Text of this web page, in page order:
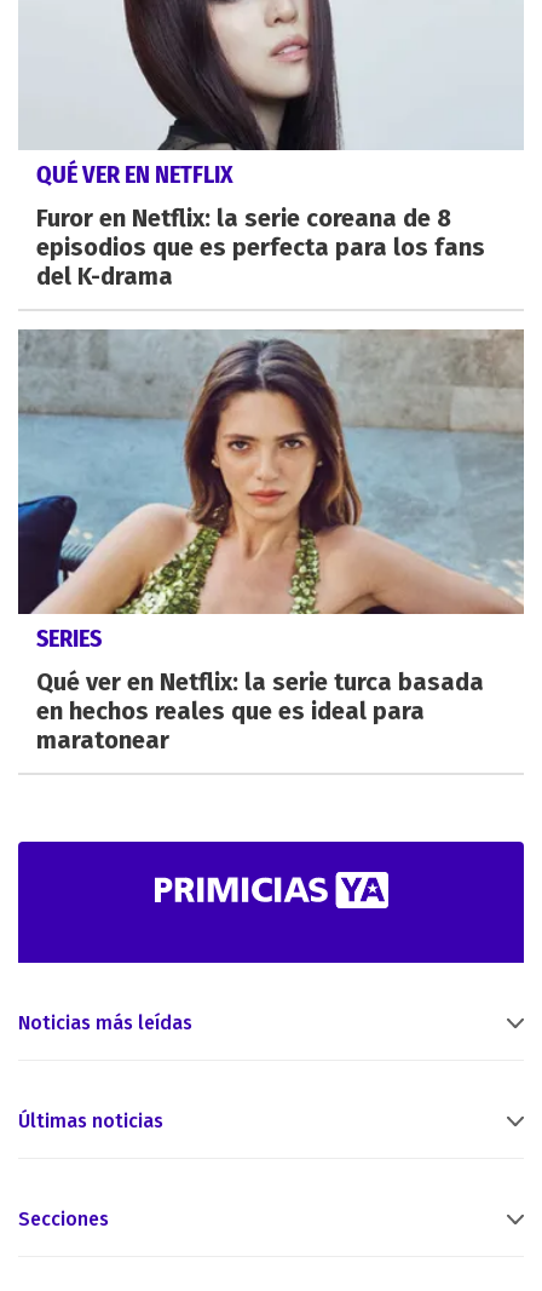
QUÉ VER EN NETFLIX
Furor en Netflix: la serie coreana de 8
episodios que es perfecta para los fans
del K-drama
SERIES
Qué ver en Netflix: la serie turca basada
en hechos reales que es ideal para
maratonear
Noticias más leídas
Últimas noticias
Secciones